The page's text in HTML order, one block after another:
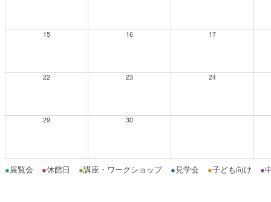
15 16 17
22 23 24
29 30
●展覧会 ●休館日 ●講座・ワークショップ ● 見学会 ●子ども向け ●